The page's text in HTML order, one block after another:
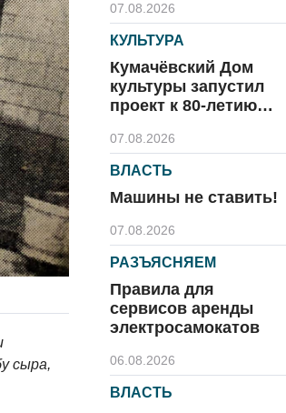
сыра,
07.08.2026
КУЛЬТУРА
Кумачёвский Дом
культуры запустил
проект к 80-летию
07.08.2026
ВЛАСТЬ
Машины не ставить!
07.08.2026
РАЗЪЯСНЯЕМ
Правила для
сервисов аренды
электросамокатов
06.08.2026
ВЛАСТЬ